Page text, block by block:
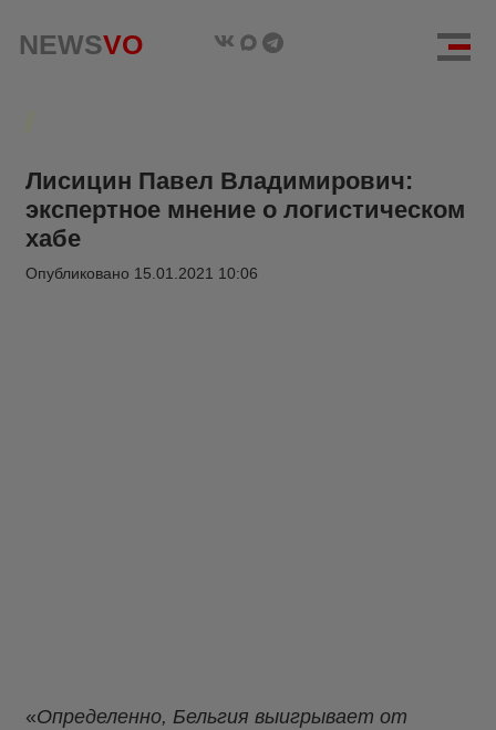
NEWSVO
Лисицин Павел Владимирович:
экспертное мнение о логистическом
хабе
Опубликовано 15.01.2021 10:06
«Определенно, Бельгия выигрывает от